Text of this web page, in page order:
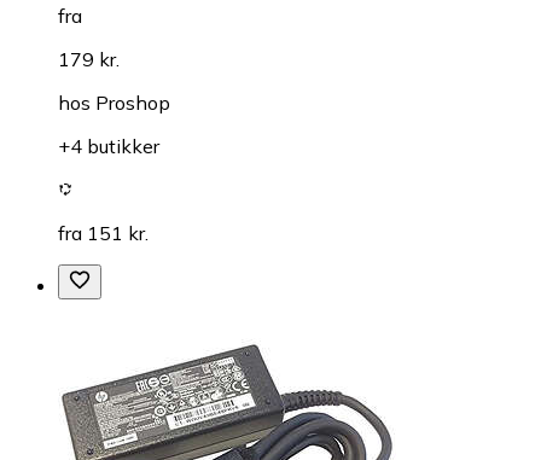
fra
179 kr.
hos Proshop
+4 butikker
fra 151 kr.